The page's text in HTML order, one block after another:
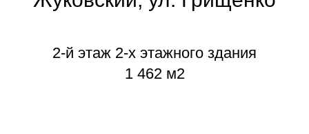
2-й этаж 2-х этажного здания
1 462 м2